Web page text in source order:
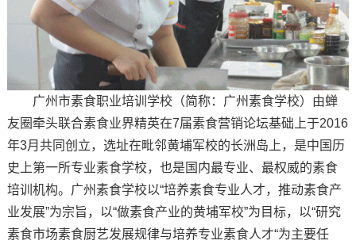
广州市素食职业培训学校（简称：广州素食学校）由蝉
友圈牵头联合素食业界精英在7届素食营销论坛基础上于2016
年3月共同创立，选址在毗邻黄埔军校的长洲岛上，是中国历
史上第一所专业素食学校，也是国内最专业、最权威的素食
培训机构。广州素食学校以“培养素食专业人才，推动素食产
业发展”为宗旨，以“做素食产业的黄埔军校”为目标，以“研究
素食市场素食厨艺发展规律与培养专业素食人才“为主要任